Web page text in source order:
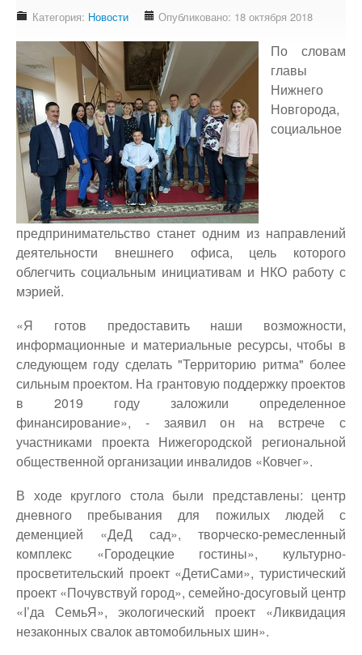
Доступность - что это?
Подтверждение доступности
Наши проекты
Our projects
Публичная отетность
Our public reporting
Публикации
Our publication
Контакты
Our contact
Категория: Новости Опубликовано: 18 октября 2018
По словам
главы
Нижнего
Новгорода,
социальное
предпринимательство станет одним из направлений
деятельности внешнего офиса, цель которого
облегчить социальным инициативам и НКО работу с
мэрией.
«Я готов предоставить наши возможности,
информационные и материальные ресурсы, чтобы в
следующем году сделать "Территорию ритма" более
сильным проектом. На грантовую поддержку проектов
в 2019 году заложили определенное
финансирование», - заявил он на встрече с
участниками проекта Нижегородской региональной
общественной организации инвалидов «Ковчег».
В ходе круглого стола были представлены: центр
дневного пребывания для пожилых людей с
деменцией «ДеД сад», творческо-ремесленный
комплекс «Городецкие гостины», культурно-
просветительский проект «ДетиСами», туристический
проект «Почувствуй город», семейно-досуговый центр
«I’да СемьЯ», экологический проект «Ликвидация
незаконных свалок автомобильных шин».